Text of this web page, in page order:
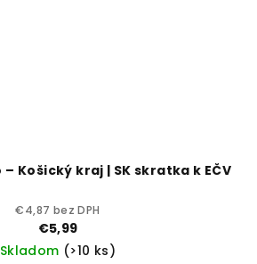
Nálepka na auto – Košický kraj | SK skratka k EČV
€4,87 bez DPH
€5,99
Skladom (>10 ks)